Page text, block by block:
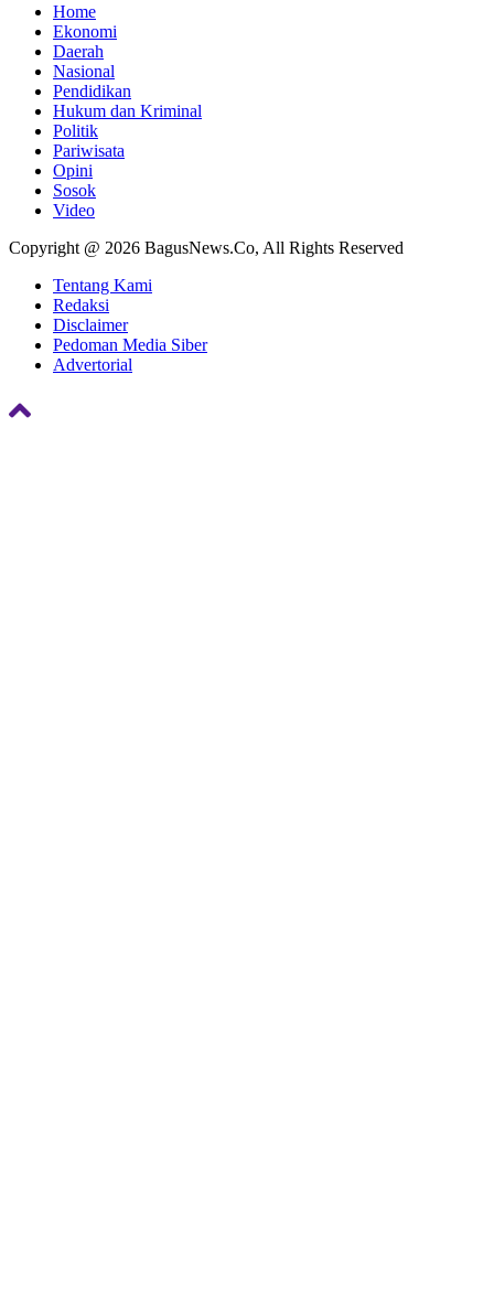
Home
Ekonomi
Daerah
Nasional
Pendidikan
Hukum dan Kriminal
Politik
Pariwisata
Opini
Sosok
Video
Copyright @ 2026 BagusNews.Co, All Rights Reserved
Tentang Kami
Redaksi
Disclaimer
Pedoman Media Siber
Advertorial